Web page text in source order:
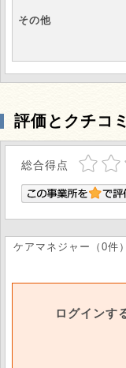
その他
評価とクチコミ
総合得点
ケアマネジャー（0件）
ログインす